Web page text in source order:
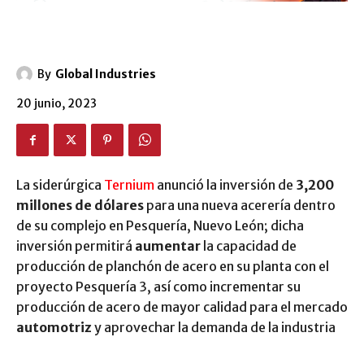
By Global Industries
20 junio, 2023
La siderúrgica Ternium anunció la inversión de 3,200
millones de dólares para una nueva acerería dentro
de su complejo en Pesquería, Nuevo León; dicha
inversión permitirá aumentar la capacidad de
producción de planchón de acero en su planta con el
proyecto Pesquería 3, así como incrementar su
producción de acero de mayor calidad para el mercado
automotrizy aprovechar la demanda de la industria